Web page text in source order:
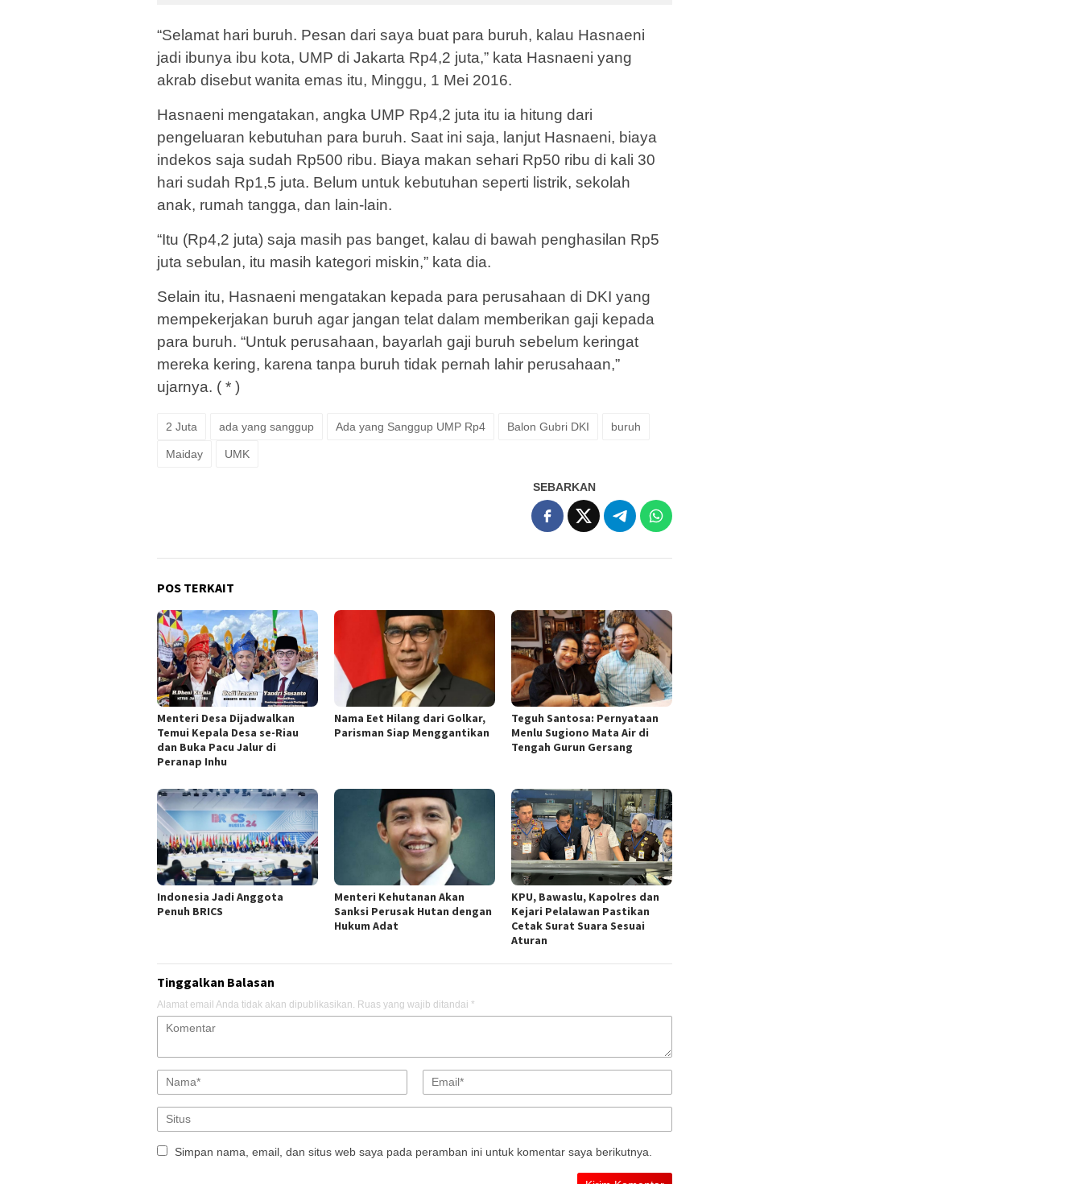
“Selamat hari buruh. Pesan dari saya buat para buruh, kalau Hasnaeni
jadi ibunya ibu kota, UMP di Jakarta Rp4,2 juta,” kata Hasnaeni yang
akrab disebut wanita emas itu, Minggu, 1 Mei 2016.
Hasnaeni mengatakan, angka UMP Rp4,2 juta itu ia hitung dari
pengeluaran kebutuhan para buruh. Saat ini saja, lanjut Hasnaeni, biaya
indekos saja sudah Rp500 ribu. Biaya makan sehari Rp50 ribu di kali 30
hari sudah Rp1,5 juta. Belum untuk kebutuhan seperti listrik, sekolah
anak, rumah tangga, dan lain-lain.
“Itu (Rp4,2 juta) saja masih pas banget, kalau di bawah penghasilan Rp5
juta sebulan, itu masih kategori miskin,” kata dia.
Selain itu, Hasnaeni mengatakan kepada para perusahaan di DKI yang
mempekerjakan buruh agar jangan telat dalam memberikan gaji kepada
para buruh. “Untuk perusahaan, bayarlah gaji buruh sebelum keringat
mereka kering, karena tanpa buruh tidak pernah lahir perusahaan,”
ujarnya. ( * )
2 Juta ada yang sanggup Ada yang Sanggup UMP Rp4 Balon Gubri DKI buruh
Maiday UMK
SEBARKAN
POS TERKAIT
Menteri Desa Dijadwalkan
Temui Kepala Desa se-Riau
dan Buka Pacu Jalur di
Peranap Inhu
Nama Eet Hilang dari Golkar,
Parisman Siap Menggantikan
Teguh Santosa: Pernyataan
Menlu Sugiono Mata Air di
Tengah Gurun Gersang
Indonesia Jadi Anggota
Penuh BRICS
Menteri Kehutanan Akan
Sanksi Perusak Hutan dengan
Hukum Adat
KPU, Bawaslu, Kapolres dan
Kejari Pelalawan Pastikan
Cetak Surat Suara Sesuai
Aturan
Tinggalkan Balasan
Alamat email Anda tidak akan dipublikasikan. Ruas yang wajib ditandai *
Simpan nama, email, dan situs web saya pada peramban ini untuk komentar saya berikutnya.